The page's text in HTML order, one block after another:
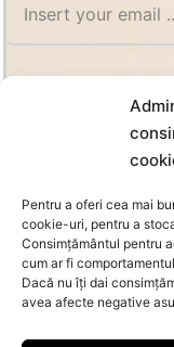
Pentru a oferi cea mai
cookie-uri, pentru a
Consimțământul pentru
cum ar fi
Dacă nu îți dai
avea afecte negative